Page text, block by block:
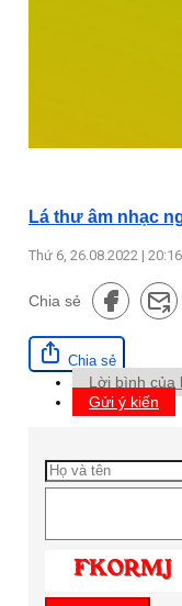
Lá thư âm nhạc
Thứ 6, 26.08.2022 |
Chia sẻ
Chia sẻ
Lời bình của
Gửi ý kiến